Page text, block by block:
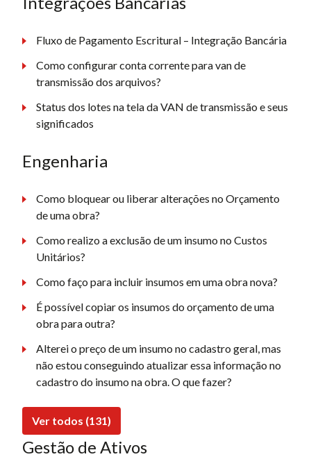
Fluxo de Pagamento Escritural – Integração Bancária
Como configurar conta corrente para van de
transmissão dos arquivos?
Status dos lotes na tela da VAN de transmissão e seus
significados
Engenharia
Como bloquear ou liberar alterações no Orçamento
de uma obra?
Como realizo a exclusão de um insumo no Custos
Unitários?
Como faço para incluir insumos em uma obra nova?
É possível copiar os insumos do orçamento de uma
obra para outra?
Alterei o preço de um insumo no cadastro geral, mas
não estou conseguindo atualizar essa informação no
cadastro do insumo na obra. O que fazer?
Ver todos (131)
Gestão de Ativos